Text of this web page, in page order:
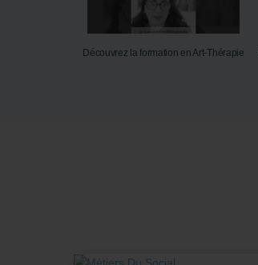
Découvrez la formation en Art-Thérapie